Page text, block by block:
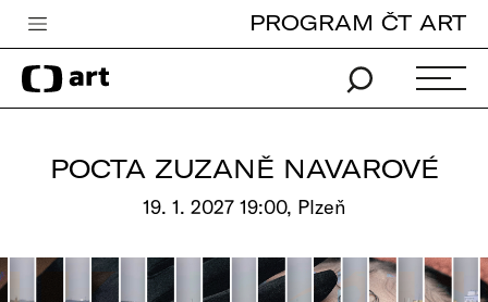
Česká televize
Zpravodajství
Pro děti
PROGRAM ČT ART
POCTA ZUZANĚ NAVAROVÉ
19. 1. 2027 19:00, Plzeň